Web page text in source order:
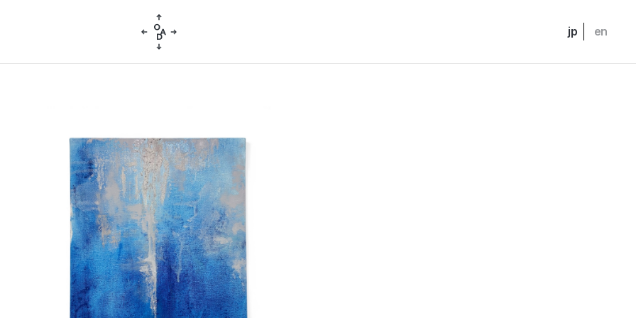
jp en